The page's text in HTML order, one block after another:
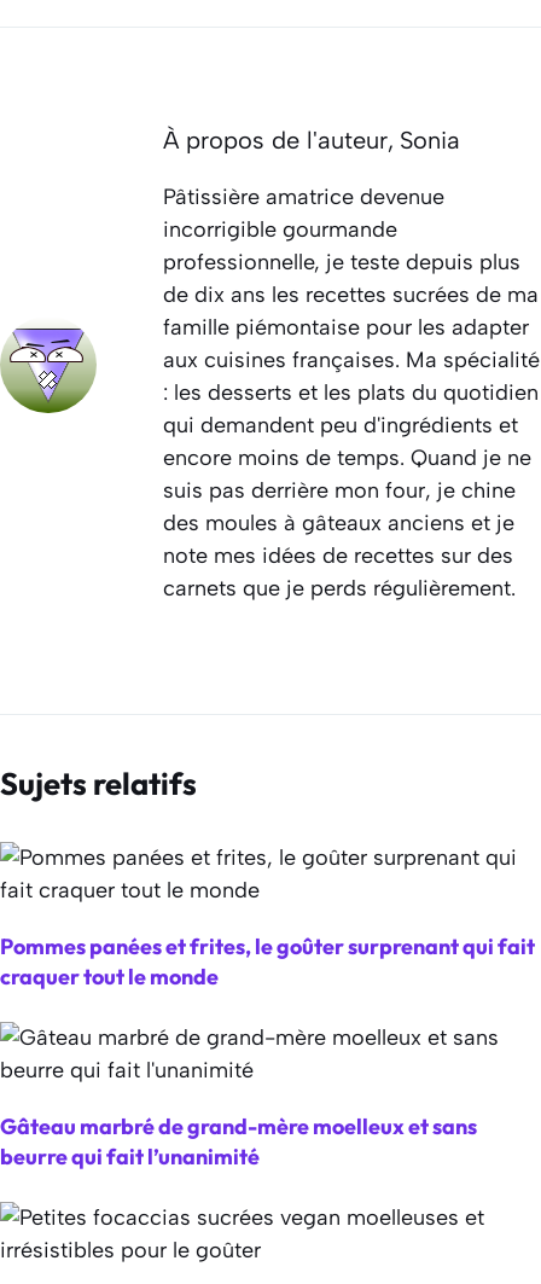
À propos de l'auteur, Sonia
Pâtissière amatrice devenue
incorrigible gourmande
professionnelle, je teste depuis plus
de dix ans les recettes sucrées de ma
famille piémontaise pour les adapter
aux cuisines françaises. Ma spécialité
: les desserts et les plats du quotidien
qui demandent peu d'ingrédients et
encore moins de temps. Quand je ne
suis pas derrière mon four, je chine
des moules à gâteaux anciens et je
note mes idées de recettes sur des
carnets que je perds régulièrement.
Sujets relatifs
Pommes panées et frites, le goûter surprenant qui fait
craquer tout le monde
Gâteau marbré de grand-mère moelleux et sans
beurre qui fait l’unanimité